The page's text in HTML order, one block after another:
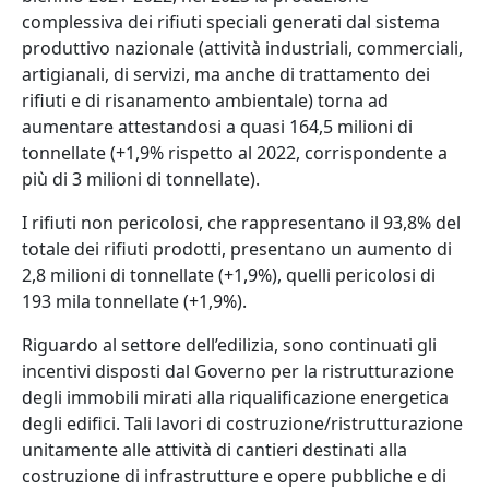
complessiva dei rifiuti speciali generati dal sistema
produttivo nazionale (attività industriali, commerciali,
artigianali, di servizi, ma anche di trattamento dei
rifiuti e di risanamento ambientale) torna ad
aumentare attestandosi a quasi 164,5 milioni di
tonnellate (+1,9% rispetto al 2022, corrispondente a
più di 3 milioni di tonnellate).
I rifiuti non pericolosi, che rappresentano il 93,8% del
totale dei rifiuti prodotti, presentano un aumento di
2,8 milioni di tonnellate (+1,9%), quelli pericolosi di
193 mila tonnellate (+1,9%).
Riguardo al settore dell’edilizia, sono continuati gli
incentivi disposti dal Governo per la ristrutturazione
degli immobili mirati alla riqualificazione energetica
degli edifici. Tali lavori di costruzione/ristrutturazione
unitamente alle attività di cantieri destinati alla
costruzione di infrastrutture e opere pubbliche e di